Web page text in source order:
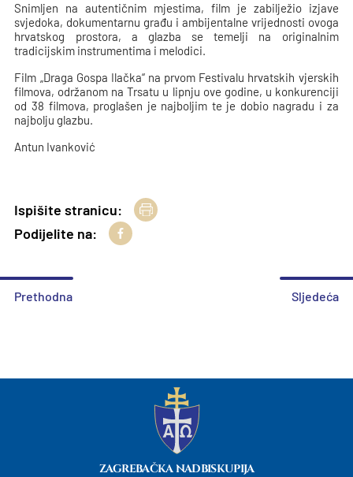
Snimljen na autentičnim mjestima, film je zabilježio izjave
svjedoka, dokumentarnu građu i ambijentalne vrijednosti ovoga
hrvatskog prostora, a glazba se temelji na originalnim
tradicijskim instrumentima i melodici.
Film „Draga Gospa Ilačka“ na prvom Festivalu hrvatskih vjerskih
filmova, održanom na Trsatu u lipnju ove godine, u konkurenciji
od 38 filmova, proglašen je najboljim te je dobio nagradu i za
najbolju glazbu.
Antun Ivanković
Ispišite stranicu:
Podijelite na:
Prethodna Sljedeća
ZAGREBAČKA NADBISKUPIJA